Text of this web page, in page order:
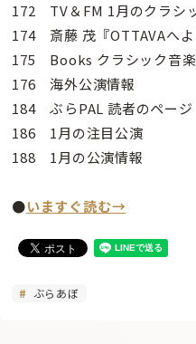
172 TV＆FM 1月のクラシ
174 斎藤 茂『OTTAVAへよ
175 Books クラシック音
176 海外公演情報
184 ぶらPAL 読者のページ
186 1月の注目公演
188 1月の公演情報
●いますぐ読む→
ぶらあぼ